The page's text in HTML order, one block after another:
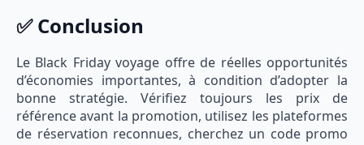
✅ Conclusion
Le Black Friday voyage offre de réelles opportunités
d’économies importantes, à condition d’adopter la
bonne stratégie. Vérifiez toujours les prix de
référence avant la promotion, utilisez les plateformes
de réservation reconnues, cherchez un code promo